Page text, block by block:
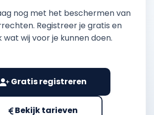
nog met het beschermen van
Registreer je gratis en
wat wij voor je kunnen doen.
Gratis registreren
Bekijk tarieven